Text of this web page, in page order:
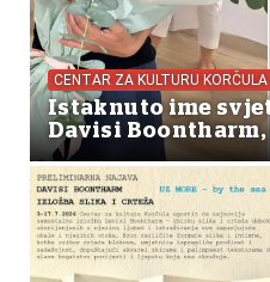
CENTAR ZA KULTURU KORČULA
Istaknuto ime
Davisi